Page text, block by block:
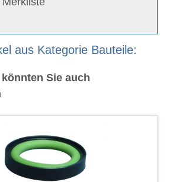
aus Kategorie Bauteile:
Sie auch